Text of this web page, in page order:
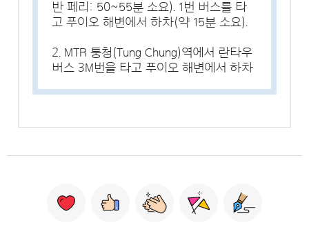
반 페리: 50~55분 소요). 1번 버스를 타
고 푸이오 해변에서 하차(약 15분 소요).
2. MTR 퉁청(Tung Chung)역에서 란타우
버스 3M번을 타고 푸이오 해변에서 하차